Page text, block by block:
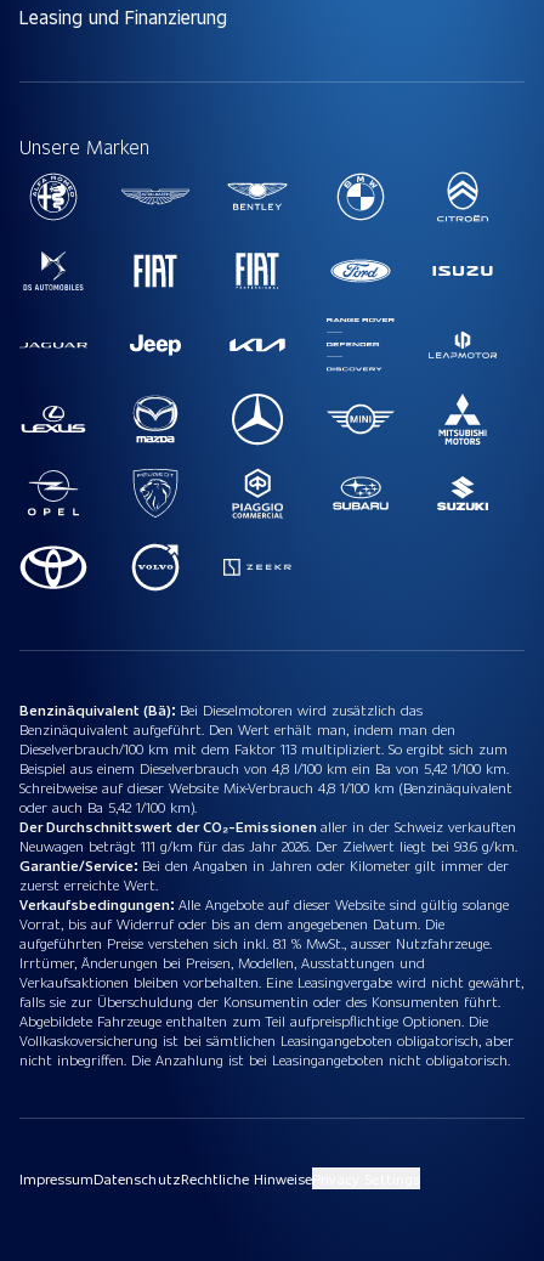
Leasing und Finanzierung
Unsere Marken
Benzinäquivalent (Bä): Bei Dieselmotoren wird zusätzlich das
Benzinäquivalent aufgeführt. Den Wert erhält man, indem man den
Dieselverbrauch/100 km mit dem Faktor 113 multipliziert. So ergibt sich zum
Beispiel aus einem Dieselverbrauch von 4,8 l/100 km ein Ba von 5,42 1/100 km.
Schreibweise auf dieser Website Mix-Verbrauch 4,8 1/100 km (Benzinäquivalent
oder auch Ba 5,42 1/100 km).
Der Durchschnittswert der CO₂-Emissionenaller in der Schweiz verkauften
Neuwagen beträgt 111 g/km für das Jahr 2026. Der Zielwert liegt bei 93.6 g/km.
Garantie/Service: Bei den Angaben in Jahren oder Kilometer gilt immer der
zuerst erreichte Wert.
Verkaufsbedingungen: Alle Angebote auf dieser Website sind gültig solange
Vorrat, bis auf Widerruf oder bis an dem angegebenen Datum. Die
aufgeführten Preise verstehen sich inkl. 8.1 % MwSt., ausser Nutzfahrzeuge.
Irrtümer, Änderungen bei Preisen, Modellen, Ausstattungen und
Verkaufsaktionen bleiben vorbehalten. Eine Leasingvergabe wird nicht gewährt,
falls sie zur Überschuldung der Konsumentin oder des Konsumenten führt.
Abgebildete Fahrzeuge enthalten zum Teil aufpreispflichtige Optionen. Die
Vollkaskoversicherung ist bei sämtlichen Leasingangeboten obligatorisch, aber
nicht inbegriffen. Die Anzahlung ist bei Leasingangeboten nicht obligatorisch.
ImpressumDatenschutzRechtliche Hinweise